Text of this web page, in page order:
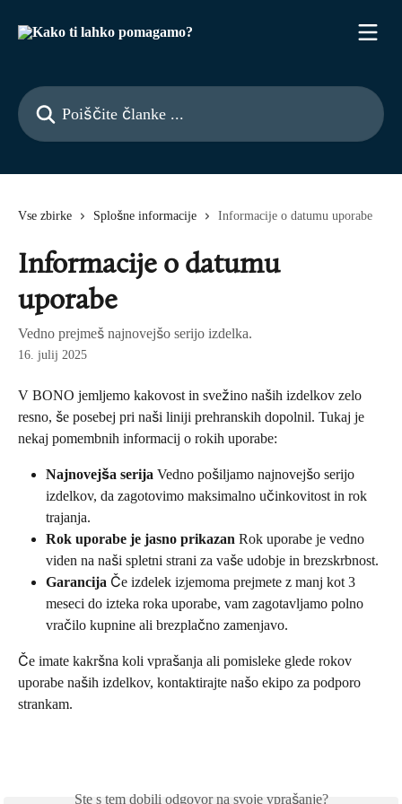
Poiščite članke ...
Vse zbirke Splošne informacije Informacije o datumu uporabe
Informacije o datumu
uporabe
Vedno prejmeš najnovejšo serijo izdelka.
16. julij 2025
V BONO jemljemo kakovost in svežino naših izdelkov zelo
resno, še posebej pri naši liniji prehranskih dopolnil. Tukaj je
nekaj pomembnih informacij o rokih uporabe:
Najnovejša serija Vedno pošiljamo najnovejšo serijo
izdelkov, da zagotovimo maksimalno učinkovitost in rok
trajanja.
Rok uporabe je jasno prikazan Rok uporabe je vedno
viden na naši spletni strani za vaše udobje in brezskrbnost.
Garancija Če izdelek izjemoma prejmete z manj kot 3
meseci do izteka roka uporabe, vam zagotavljamo polno
vračilo kupnine ali brezplačno zamenjavo.
Če imate kakršna koli vprašanja ali pomisleke glede rokov
uporabe naših izdelkov, kontaktirajte našo ekipo za podporo
strankam.
Ste s tem dobili odgovor na svoje vprašanje?